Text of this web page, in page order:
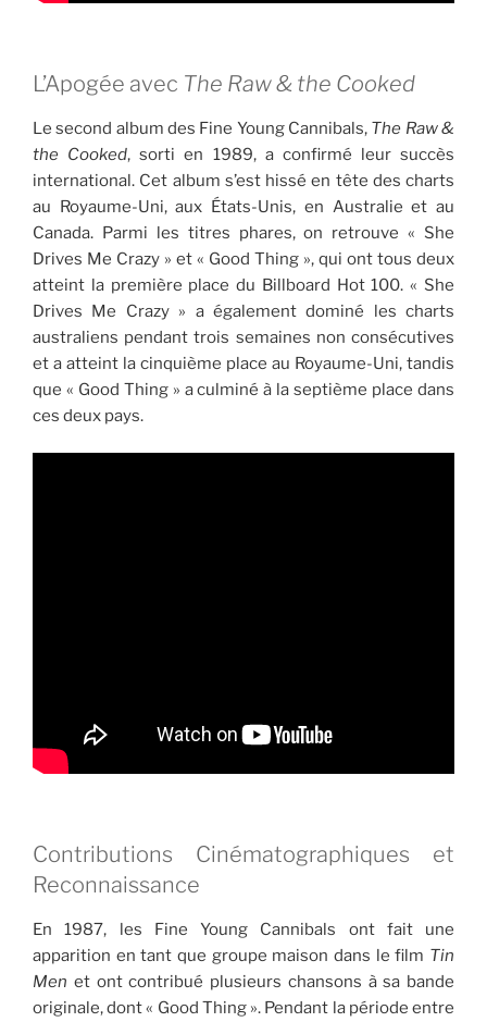
L’Apogée avec The Raw & the Cooked
Le second album des Fine Young Cannibals, The Raw &
the Cooked, sorti en 1989, a confirmé leur succès
international. Cet album s’est hissé en tête des charts
au Royaume-Uni, aux États-Unis, en Australie et au
Canada. Parmi les titres phares, on retrouve « She
Drives Me Crazy » et « Good Thing », qui ont tous deux
atteint la première place du Billboard Hot 100. « She
Drives Me Crazy » a également dominé les charts
australiens pendant trois semaines non consécutives
et a atteint la cinquième place au Royaume-Uni, tandis
que « Good Thing » a culminé à la septième place dans
ces deux pays.
Contributions Cinématographiques et
Reconnaissance
En 1987, les Fine Young Cannibals ont fait une
apparition en tant que groupe maison dans le film Tin
Men et ont contribué plusieurs chansons à sa bande
originale, dont « Good Thing ». Pendant la période entre